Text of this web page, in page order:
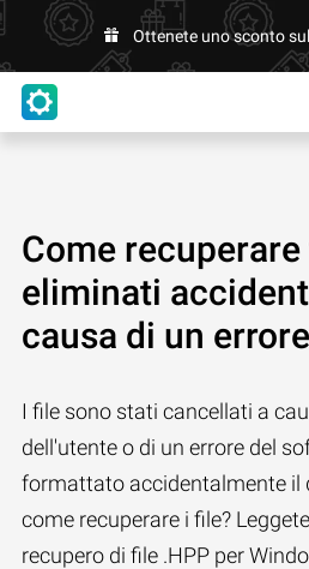
Ottenete uno sconto
Come recuperare
eliminati
causa di un
I file sono stati cancellati a
dell'utente o di un errore del
formattato accidentalmente il
come recuperare i file?
recupero di file .HPP per